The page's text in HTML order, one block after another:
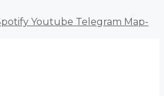
Youtube Telegram Map-